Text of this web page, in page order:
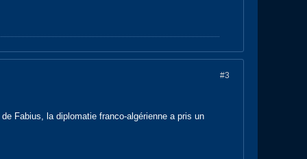
#3
Fabius, la diplomatie franco-algérienne a pris un